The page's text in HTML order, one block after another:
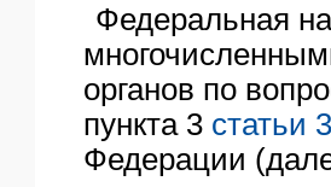
Федеральная
органов по
пункта 3 статьи
Федерации